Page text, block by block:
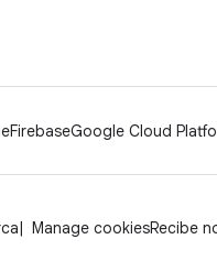
FirebaseGoogle Cloud
Manage cookiesRecibe